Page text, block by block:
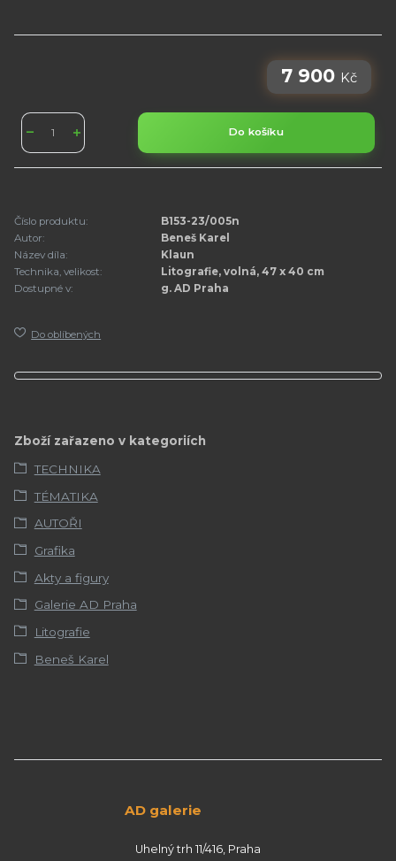
7 900 Kč
Do košíku
Číslo produktu:
B153-23/005n
Autor:
Beneš Karel
Název díla:
Klaun
Technika, velikost:
Litografie, volná, 47 x 40 cm
Dostupné v:
g. AD Praha
Do oblíbených
Zboží zařazeno v kategoriích
TECHNIKA
TÉMATIKA
AUTOŘI
Grafika
Akty a figury
Galerie AD Praha
Litografie
Beneš Karel
AD galerie
Uhelný trh 11/416, Praha